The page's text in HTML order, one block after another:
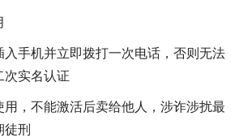
入手机并立即拨打一次电话，否则无法
次实名认证
用，不能激活后卖给他人，涉诈涉扰最
徒刑